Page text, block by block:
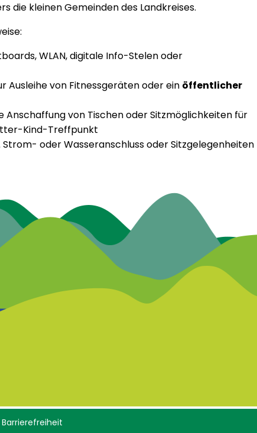
die kleinen Gemeinden des Landkreises.
WLAN, digitale Info-Stelen oder
Ausleihe von Fitnessgeräten oder ein öffentlicher
Anschaffung von Tischen oder Sitzmöglichkeiten für
Kind-Treffpunkt
Strom- oder Wasseranschluss oder Sitzgelegenheiten
Barrierefreiheit